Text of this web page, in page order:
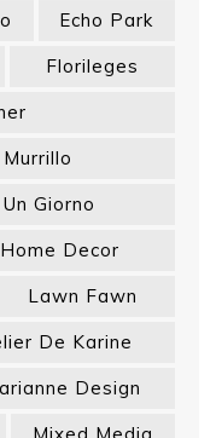
Echo Park
Florileges
Giorno
Home Decor
Lawn Fawn
De Karine
Design